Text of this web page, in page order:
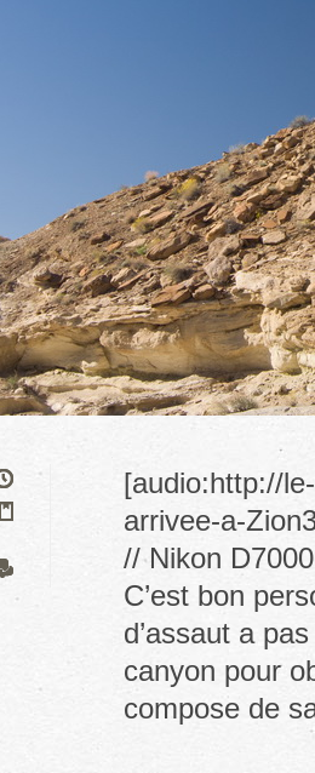
[audio:http://
arrivee-a-
// Nikon
C’est bon
d’assaut a
canyon pour
compose de